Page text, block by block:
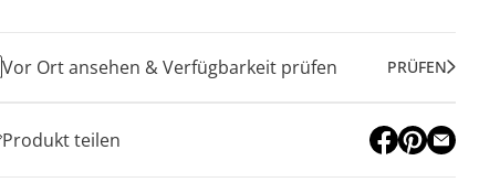
Vor Ort ansehen & Verfügbarkeit prüfen PRÜFEN
Produkt teilen